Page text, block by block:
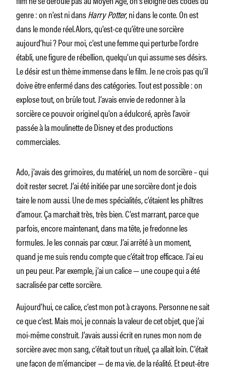
genre : on n’est ni dansHarry Potter, ni dans le conte. On est
dans le monde réel.Alors, qu’est-ce qu’être une sorcière
aujourd’hui ? Pour moi, c’est une femme qui perturbe l’ordre
établi, une figure de rébellion, quelqu’un qui assume ses désirs.
Le désir est un thème immense dans le film. Je ne crois pas qu’il
doive être enfermé dans des catégories. Tout est possible : on
explose tout, on brûle tout. J’avais envie de redonner à la
sorcière ce pouvoir originel qu’on a édulcoré, après l’avoir
passée à la moulinette de Disney et des productions
commerciales.
Ado, j’avais des grimoires, du matériel, un nom de sorcière – qui
doit rester secret. J’ai été initiée par une sorcière dont je dois
taire le nom aussi. Une de mes spécialités, c’étaient les philtres
d’amour. Ça marchait très, très bien. C’est marrant, parce que
parfois, encore maintenant, dans ma tête, je fredonne les
formules. Je les connais par cœur. J’ai arrêté à un moment,
quand je me suis rendu compte que c’était trop efficace. J’ai eu
un peu peur. Par exemple, j’ai un calice — une coupe qui a été
sacralisée par cette sorcière.
Aujourd’hui, ce calice, c’est mon pot à crayons. Personne ne sait
ce que c’est. Mais moi, je connais la valeur de cet objet, que j’ai
moi-même construit. J’avais aussi écrit en runes mon nom de
sorcière avec mon sang, c’était tout un rituel, ça allait loin. C’était
une façon de m’émanciper — de ma vie, de la réalité. Et peut-être